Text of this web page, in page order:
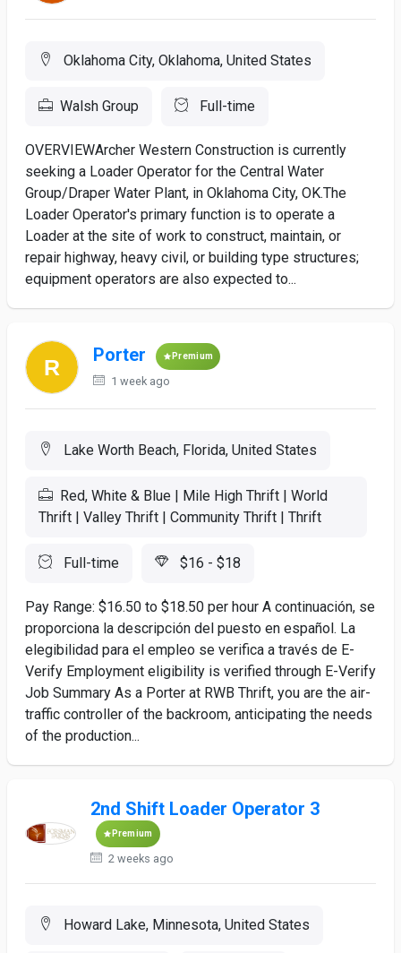
Oklahoma City, Oklahoma, United States
Walsh Group Full-time
OVERVIEWArcher Western Construction is currently
seeking a Loader Operator for the ​Central Water
Group/Draper Water Plant, in Oklahoma City, OK.The
Loader Operator's primary function is to operate a
Loader at the site of work to construct, maintain, or
repair highway, heavy civil, or building type structures;
equipment operators are also expected to...
Porter Premium
1 week ago
Lake Worth Beach, Florida, United States
Red, White & Blue | Mile High Thrift | World
Thrift | Valley Thrift | Community Thrift | Thrift
Full-time $16 - $18
Pay Range: $16.50 to $18.50 per hour A continuación, se
proporciona la descripción del puesto en español. La
elegibilidad para el empleo se verifica a través de E-
Verify Employment eligibility is verified through E-Verify
Job Summary As a Porter at RWB Thrift, you are the air-
traffic controller of the backroom, anticipating the needs
of the production...
2nd Shift Loader Operator 3
Premium
2 weeks ago
Howard Lake, Minnesota, United States